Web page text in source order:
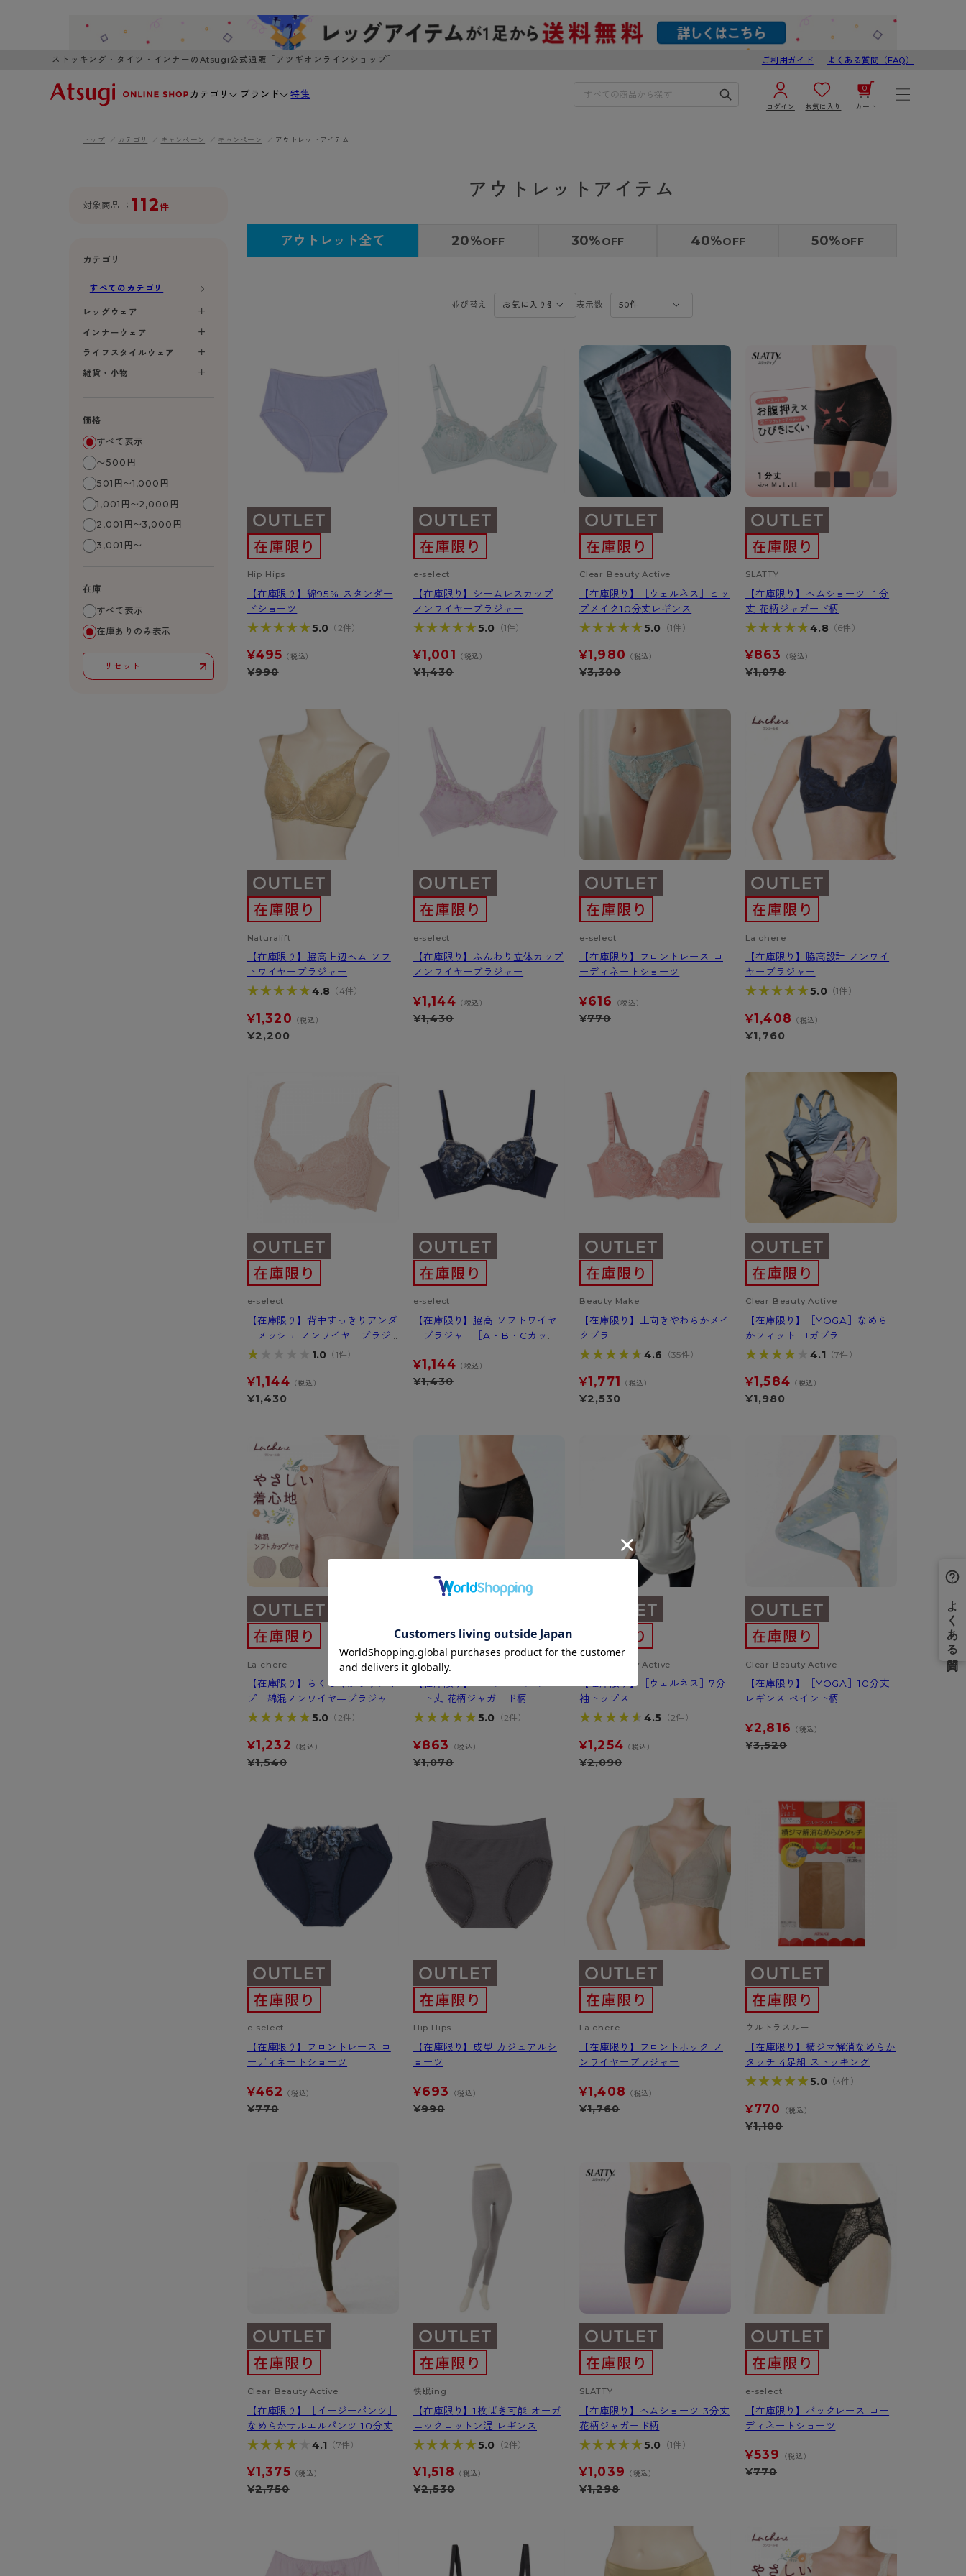
ストッキング・タイツ・インナーのAtsugi公式通販［アツギオンラインショップ］ ご利用ガイド よくある質問（FAQ）
カテゴリ
WOMEN MEN KIDS
カテゴリから探す
ストッキング
- ショート丈ストッキング
- 着圧ストッキング
- パンティ部レスストッキング
タイツ
- 柄タイツ
- ひざ下丈タイツ
- 着圧タイツ
ソックス・靴下
レギンス・スパッツ
インナーウェア
ブラジャー
- サニタリーショーツ
- ガードル・補正ショーツ
- 長袖（七分袖以上）
- タンクトップ
ライフスタイルウェア
ルームウェア・パジャマ
レッグウエア
ソックス・靴下
スニーカー丈・くるぶし丈ソックス
ハイソックス
インナーウエア
メンズパンツ
トランクス
Tバック・ビキニ
肌着・インナー
ライフスタイルウェア
ボトムス
ルームウェア・パジャマ
レッグウエア
タイツ
クルー・レギュラー丈ソックス
スニーカー丈・くるぶし丈ソックス
ハイソックス
インナーウエア
ブラジャー
ワイヤーブラ
スポーツブラ
ショーツ
レギュラーショーツ
サニタリーショーツ
カテゴリ一覧へ
ブランド
クリアビューティアクティブ
Atsugi COLORS
みんなの、みんなの。 CLINICAL
ブランド一覧へ
特集
ログイン お気に入り カート
0
3,980円以上のご購入で送料無料
WOMEN
レッグウェア
ストッキング
- 無地ストッキング
- 柄ストッキング
- ショート丈ストッキング
- 無地タイツ
- 柄タイツ
- ひざ下丈タイツ
- 着圧タイツ
ソックス・靴下
レギンス・スパッツ
インナーウェア
ブラジャー
- ノンワイヤーブラ
- ワイヤーブラ
- レギュラーショーツ
- サニタリーショーツ
- ガードル・補正ショーツ
- 長袖（七分袖以上）
- タンクトップ
- カップ付きインナー
ライフスタイルウェア
ボトムス
トップス
アクティブ・スポーツ
- スポーツブラ
- スポーツトップス
- スポーツボトムス
雑貨・小物
レッグウエア
ソックス・靴下
スニーカー丈・くるぶし丈ソックス
ハイソックス
インナーウエア
ボクサー
トランクス
Tバック・ビキニ
肌着・インナー
ボトムス
トップス
ルームウェア・パジャマ
レッグウエア
タイツ
クルー・レギュラー丈ソックス
スニーカー丈・くるぶし丈ソックス
ハイソックス
スクールソックス
インナーウエア
ノンワイヤーブラ
ワイヤーブラ
スポーツブラ
ショーツ
レギュラーショーツ
サニタリーショーツ
ボクサー
ブランドから探す
フェイクタイツ
スクールタイム
みんなの、みんなの。
ハイジュニ
ブラジャー特集
タイツの選び方
ご利用ガイド
はじめての方へ
よくある質問（FAQ）
お支払い方法について
配送方法について
返品・交換について
お問い合わせについて
トップ カテゴリ キャンペーン キャンペーン アウトレットアイテム
対象商品 112件
カテゴリ
すべてのカテゴリ
レッグウェア
インナーウェア
ライフスタイルウェア
雑貨・小物
価格
すべて表示
〜500円
501円〜1,000円
1,001円〜2,000円
2,001円〜3,000円
3,001円〜
在庫
すべて表示
在庫ありのみ表示
リセット
アウトレットアイテム
アウトレット全て 20%OFF 30%OFF 40%OFF 50%OFF
並び替え 表示数
Hip Hips
【在庫限り】綿95% スタンダー
ドショーツ
★★★★★
★★★★★5.0 （2件）
¥495 （税込）
¥990
e-select
【在庫限り】シームレスカップ
ノンワイヤーブラジャー
★★★★★
★★★★★5.0 （1件）
¥1,001 （税込）
¥1,430
Clear Beauty Active
【在庫限り】［ウェルネス］ヒッ
プメイク10分丈レギンス
★★★★★
★★★★★5.0 （1件）
¥1,980 （税込）
¥3,300
SLATTY
【在庫限り】ヘムショーツ １分
丈 花柄ジャガード柄
★★★★★
★★★★★ 4.8 （6件）
¥863 （税込）
¥1,078
Naturalift
【在庫限り】脇高上辺ヘム ソフ
トワイヤーブラジャー
★★★★★
★★★★★ 4.8 （4件）
¥1,320 （税込）
¥2,200
e-select
【在庫限り】ふんわり立体カップ
ノンワイヤーブラジャー
¥1,144 （税込）
¥1,430
e-select
【在庫限り】フロントレース コ
ーディネートショーツ
¥616 （税込）
¥770
La chere
【在庫限り】脇高設計 ノンワイ
ヤーブラジャー
★★★★★
★★★★★5.0 （1件）
¥1,408 （税込）
¥1,760
e-select
【在庫限り】背中すっきりアンダ
ーメッシュ ノンワイヤーブラジ
ャー
★★★★★
★★★★★ 1.0 （1件）
¥1,144 （税込）
¥1,430
e-select
【在庫限り】脇高 ソフトワイヤ
ーブラジャー［A・B・Cカッ
¥1,144 （税込）
¥1,430
Beauty Make
【在庫限り】上向きやわらかメイ
クブラ
★★★★★
★★★★★ 4.6 （35件）
¥1,771 （税込）
¥2,530
Clear Beauty Active
【在庫限り】［YOGA］なめら
かフィット ヨガブラ
★★★★★
★★★★★ 4.1 （7件）
¥1,584 （税込）
¥1,980
La chere
【在庫限り】らくらくかぶりタイ
プ 綿混ノンワイヤ―ブラジャー
★★★★★
★★★★★5.0 （2件）
¥1,232 （税込）
¥1,540
SLATTY
【在庫限り】ヘムショーツ ショ
ート丈 花柄ジャガード柄
★★★★★
★★★★★5.0 （2件）
¥863 （税込）
¥1,078
Clear Beauty Active
【在庫限り】［ウェルネス］7分
袖トップス
★★★★★
★★★★★ 4.5 （2件）
¥1,254 （税込）
¥2,090
Clear Beauty Active
【在庫限り】［YOGA］10分丈
レギンス ペイント柄
¥2,816 （税込）
¥3,520
e-select
【在庫限り】フロントレース コ
ーディネートショーツ
¥462 （税込）
¥770
Hip Hips
【在庫限り】成型 カジュアルシ
ョーツ
¥693 （税込）
¥990
La chere
【在庫限り】フロントホック ノ
ンワイヤーブラジャー
¥1,408 （税込）
¥1,760
ウルトラスルー
【在庫限り】横ジマ解消なめらか
タッチ 4足組 ストッキング
★★★★★
★★★★★5.0 （3件）
¥770 （税込）
¥1,100
Clear Beauty Active
【在庫限り】［イージーパンツ］
なめらかサルエルパンツ 10分丈
★★★★★
★★★★★ 4.1 （7件）
¥1,375 （税込）
¥2,750
快眠ing
【在庫限り】1枚ばき可能 オーガ
ニックコットン混 レギンス
★★★★★
★★★★★5.0 （2件）
¥1,518 （税込）
¥2,530
SLATTY
【在庫限り】ヘムショーツ 3分丈
花柄ジャガード柄
★★★★★
★★★★★5.0 （1件）
¥1,039 （税込）
¥1,298
e-select
【在庫限り】バックレース コー
ディネートショーツ
¥539 （税込）
¥770